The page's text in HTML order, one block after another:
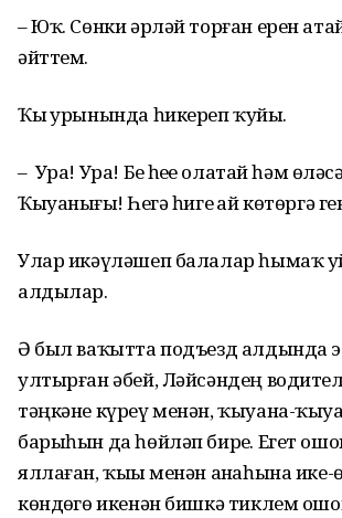
– Юҡ. Сөнки әрләй торған ерен
әйттем.
Ҡыҙ урынында һикереп ҡуйҙы.
– Ура! Ура! Беҙ һеҙҙе олатай һәм
Ҡыуанығыҙ! Һеҙгә һигеҙ ай көтөргә
Улар икәүләшеп балалар һымаҡ
алдылар.
Ә был ваҡытта подъезд алдында
ултырған әбей, Ләйсәндең
тәңкәне күреү менән, ҡыуана-
барыһын да һөйләп бирҙе. Егет
яллаған, ҡыҙы менән аҙнаһына
көндөҙгө икенән бишкә тиклем